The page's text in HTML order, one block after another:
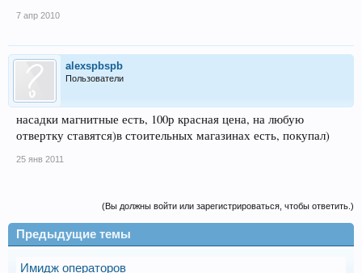
7 апр 2010
alexspbspb
Пользователи
насадки магнитные есть, 100р красная цена, на любую
отвертку ставятся)в стоительных магазинах есть, покупал)
25 янв 2011
(Вы должны войти или зарегистрироваться, чтобы ответить.)
Предыдущие темы
Имидж операторов